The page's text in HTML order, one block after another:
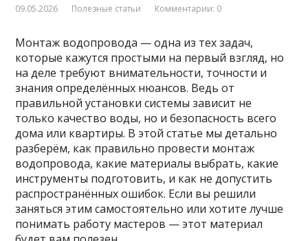
09.05.2026 Полезные статьи Комментарии: 0
Монтаж водопровода — одна из тех задач,
которые кажутся простыми на первый взгляд, но
на деле требуют внимательности, точности и
знания определённых нюансов. Ведь от
правильной установки системы зависит не
только качество воды, но и безопасность всего
дома или квартиры. В этой статье мы детально
разберём, как правильно провести монтаж
водопровода, какие материалы выбрать, какие
инструменты подготовить, и как не допустить
распространённых ошибок. Если вы решили
заняться этим самостоятельно или хотите лучше
понимать работу мастеров — этот материал